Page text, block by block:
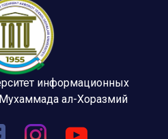
информационных
ал-Хоразмий